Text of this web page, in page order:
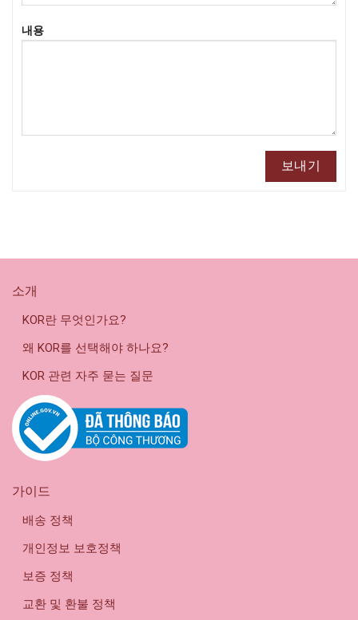
내용
소개
KOR란 무엇인가요?
왜 KOR를 선택해야 하나요?
KOR 관련 자주 묻는 질문
가이드
배송 정책
개인정보 보호정책
보증 정책
교환 및 환불 정책